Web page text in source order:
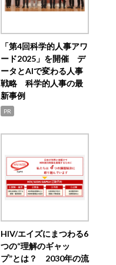
「第4回科学的人事アワ
ード2025」を開催 デ
ータとAIで変わる人事
戦略 科学的人事の最
新事例
PR
HIV/エイズにまつわる6
つの“理解のギャッ
プ”とは？ 2030年の流